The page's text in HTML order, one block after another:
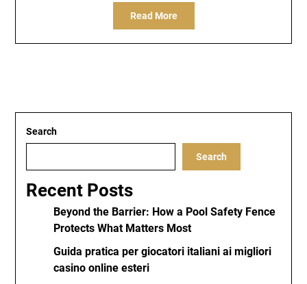
Read More
Search
Search
Recent Posts
Beyond the Barrier: How a Pool Safety Fence
Protects What Matters Most
Guida pratica per giocatori italiani ai migliori
casino online esteri